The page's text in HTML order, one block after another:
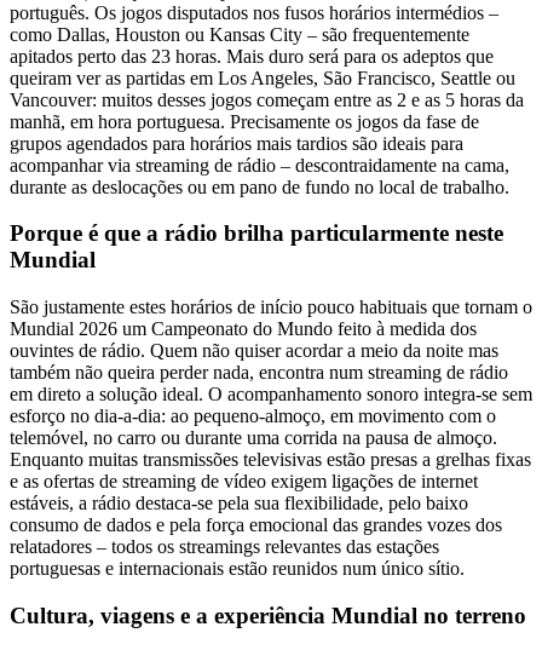
português. Os jogos disputados nos fusos horários intermédios –
como Dallas, Houston ou Kansas City – são frequentemente
apitados perto das 23 horas. Mais duro será para os adeptos que
queiram ver as partidas em Los Angeles, São Francisco, Seattle ou
Vancouver: muitos desses jogos começam entre as 2 e as 5 horas da
manhã, em hora portuguesa. Precisamente os jogos da fase de
grupos agendados para horários mais tardios são ideais para
acompanhar via streaming de rádio – descontraidamente na cama,
durante as deslocações ou em pano de fundo no local de trabalho.
Porque é que a rádio brilha particularmente neste
Mundial
São justamente estes horários de início pouco habituais que tornam o
Mundial 2026 um Campeonato do Mundo feito à medida dos
ouvintes de rádio. Quem não quiser acordar a meio da noite mas
também não queira perder nada, encontra num streaming de rádio
em direto a solução ideal. O acompanhamento sonoro integra-se sem
esforço no dia-a-dia: ao pequeno-almoço, em movimento com o
telemóvel, no carro ou durante uma corrida na pausa de almoço.
Enquanto muitas transmissões televisivas estão presas a grelhas fixas
e as ofertas de streaming de vídeo exigem ligações de internet
estáveis, a rádio destaca-se pela sua flexibilidade, pelo baixo
consumo de dados e pela força emocional das grandes vozes dos
relatadores – todos os streamings relevantes das estações
portuguesas e internacionais estão reunidos num único sítio.
Cultura, viagens e a experiência Mundial no terreno